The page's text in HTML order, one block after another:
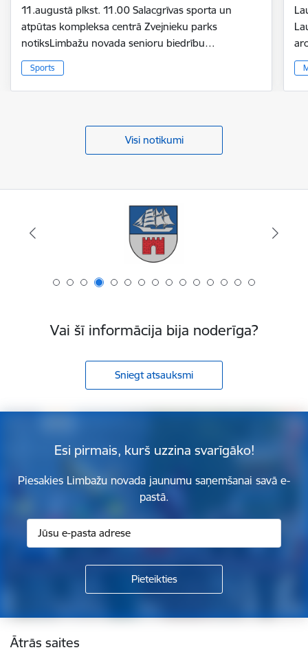
11.augustā plkst. 11.00 Salacgrīvas sporta un
atpūtas kompleksa centrā Zvejnieku parks
notiksLimbažu novada senioru biedrību…
Sports
Visi notikumi
Vai šī informācija bija noderīga?
Sniegt atsauksmi
Esi pirmais, kurš uzzina svarīgāko!
Piesakies Limbažu novada jaunumu saņemšanai savā e-
pastā.
Kājene
Ātrās saites